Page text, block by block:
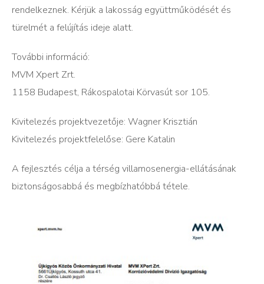
rendelkeznek. Kérjük a lakosság együttműködését és
türelmét a felújítás ideje alatt.
További információ:
MVM Xpert Zrt.
1158 Budapest, Rákospalotai Körvasút sor 105.
Kivitelezés projektvezetője: Wagner Krisztián
Kivitelezés projektfelelőse: Gere Katalin
A fejlesztés célja a térség villamosenergia-ellátásának
biztonságosabbá és megbízhatóbbá tétele.